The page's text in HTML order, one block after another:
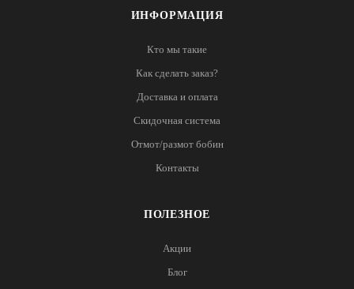
ИНФОРМАЦИЯ
Кто мы такие
Как сделать заказ?
Доставка и оплата
Скидочная система
Отмот/размот бобин
Контакты
ПОЛЕЗНОЕ
Акции
Блог